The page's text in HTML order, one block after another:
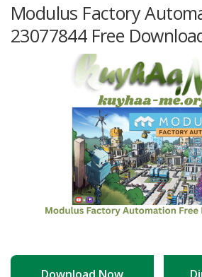
OTHER PAGES
Modulus Factory
23077844 Free